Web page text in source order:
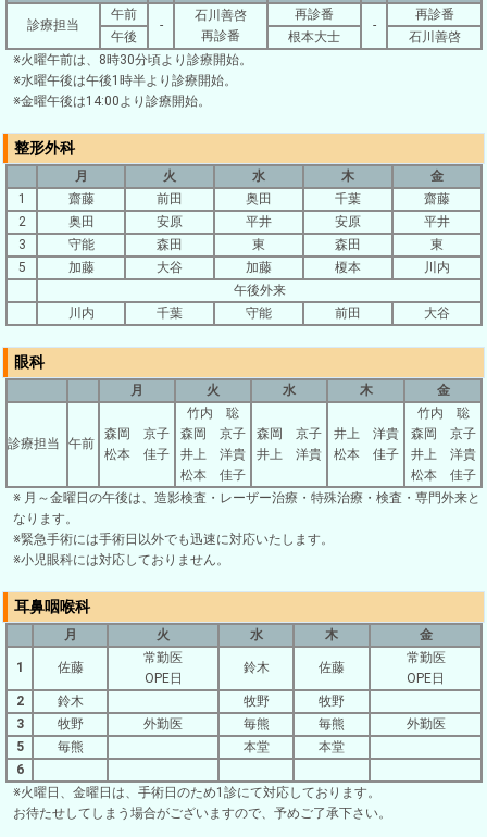
診療担当
午前
-
石川善啓
再診番
再診番
-
再診番
午後
根本大士
石川善啓
※火曜午前は、8時30分頃より診療開始。
※水曜午後は午後1時半より診療開始。
※金曜午後は14:00より診療開始。
整形外科
月 火 水 木
金
1
齋藤 前田 奥田 千葉
齋藤
2
奥田 安原 平井 安原
平井
3
守能 森田 東 森田
東
5
加藤 大谷 加藤 榎本
川内
午後外来
川内
千葉 守能 前田 大谷
眼科
月 火 水 木 金
診療担当 午前
森岡 京子
松本 佳子
竹内 聡
森岡 京子
井上 洋貴
松本 佳子
森岡 京子
井上 洋貴
井上 洋貴
松本 佳子
竹内 聡
森岡 京子
井上 洋貴
松本 佳子
※ 月～金曜日の午後は、造影検査・レーザー治療・特殊治療・検査・専門外来と
なります。
※緊急手術には手術日以外でも迅速に対応いたします。
※小児眼科には対応しておりません。
耳鼻咽喉科
月 火 水 木 金
1 佐藤
常勤医
OPE日
鈴木 佐藤
常勤医
OPE日
2
鈴木 牧野
牧野
3
牧野 外勤医 毎熊 毎熊
外勤医
5
毎熊 本堂
本堂
6
※火曜日、金曜日は、手術日のため1診にて対応しております。
お待たせしてしまう場合がございますので、予めご了承下さい。